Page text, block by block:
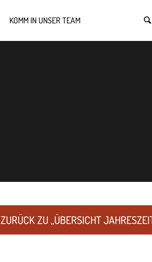
KOMM IN UNSER TEAM
ZURÜCK ZU „ÜBERSICHT